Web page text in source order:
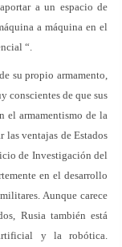
a un espacio de
a máquina en el
“.
su propio armamento,
conscientes de que sus
el armamentismo de la
las ventajas de Estados
de Investigación del
en el desarrollo
Aunque carece
Rusia también está
y la robótica.